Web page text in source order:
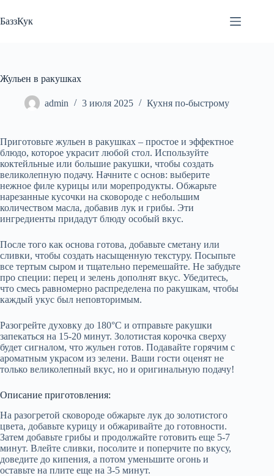
к
сути
БаззКук
Жульен в ракушках
admin 3 июля 2025 Кухня по-быстрому
Приготовьте жульен в ракушках – простое и эффектное
блюдо, которое украсит любой стол. Используйте
коктейльные или большие ракушки, чтобы создать
великолепную подачу. Начните с основ: выберите
нежное филе курицы или морепродукты. Обжарьте
нарезанные кусочки на сковороде с небольшим
количеством масла, добавив лук и грибы. Эти
ингредиенты придадут блюду особый вкус.
После того как основа готова, добавьте сметану или
сливки, чтобы создать насыщенную текстуру. Посыпьте
все тертым сыром и тщательно перемешайте. Не забудьте
про специи: перец и зелень дополнят вкус. Убедитесь,
что смесь равномерно распределена по ракушкам, чтобы
каждый укус был неповторимым.
Разогрейте духовку до 180°C и отправьте ракушки
запекаться на 15-20 минут. Золотистая корочка сверху
будет сигналом, что жульен готов. Подавайте горячим с
ароматным украсом из зелени. Ваши гости оценят не
только великолепный вкус, но и оригинальную подачу!
Описание приготовления:
На разогретой сковороде обжарьте лук до золотистого
цвета, добавьте курицу и обжаривайте до готовности.
Затем добавьте грибы и продолжайте готовить еще 5-7
минут. Влейте сливки, посолите и поперчите по вкусу,
доведите до кипения, а потом уменьшите огонь и
оставьте на плите еще на 3-5 минут.